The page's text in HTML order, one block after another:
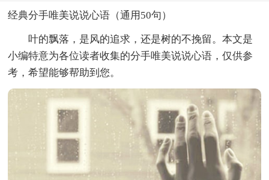
经典分手唯美说说心语（通用50句）
叶的飘落，是风的追求，还是树的不挽留。本文是
小编特意为各位读者收集的分手唯美说说心语，仅供参
考，希望能够帮助到您。